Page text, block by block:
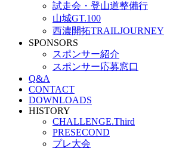
試走会・登山道整備行
山城GT.100
西濃開拓TRAILJOURNEY
SPONSORS
スポンサー紹介
スポンサー応募窓口
Q&A
CONTACT
DOWNLOADS
HISTORY
CHALLENGE.Third
PRESECOND
プレ大会